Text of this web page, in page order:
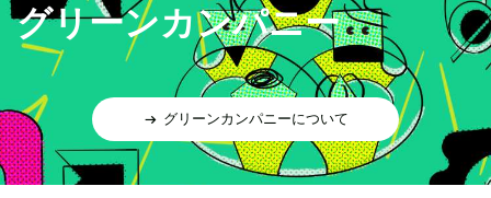
グリーンカンパニー
グリーンカンパニーについて